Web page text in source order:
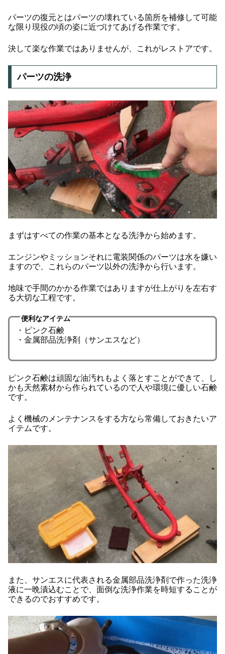
パーツの復元とはパーツの壊れている箇所を補修して可能
な限り現役の頃の姿に近づけてあげる作業です。
決して楽な作業ではありませんが、これがレストアです。
パーツの洗浄
まずはすべての作業の基本となる洗浄から始めます。
エンジンやミッションそれに電装関係のパーツは水を嫌い
ますので、これらのパーツ以外の洗浄から行います。
地味で手間のかかる作業ではありますが仕上がりを左右す
る大切な工程です。
便利なアイテム
・ピンク石鹸
・金属部品洗浄剤（サンエスなど）
ピンク石鹸は頑固な油汚れもよく落とすことができて、し
かも天然素材から作られているので人や環境に優しい石鹸
です。
よく機械のメンテナンスをする方なら常備しておきたいア
イテムです。
また、サンエスに代表される金属部品洗浄剤で作った洗浄
液に一晩漬込むことで、面倒な洗浄作業を時短することが
できるのでおすすめです。